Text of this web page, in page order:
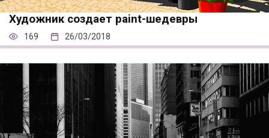
Художник создает paint-шедевры
169 26/03/2018